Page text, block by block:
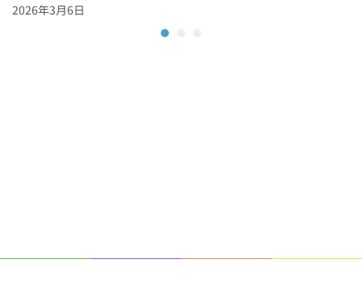
2026年3月6日